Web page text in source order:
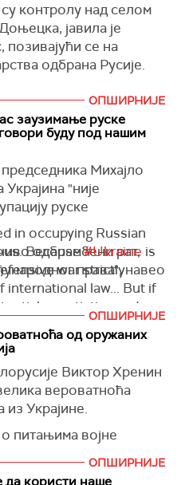
контролу над селом
јавила је
позивајући се на
одбрана Русије.
ОПШИРНИЈЕ
заузимање руске
буду под нашим
Михајло
"није
руске
одбрамбени рат,
права", навео
потенцијални
под украјинским
неће молити за
ово је и
нанесемо значајне
истакао је Подољак.
in occupying Russian
Because#Ukraine is
war strictly
law... But if
negotiations – I
will have to…ОПШИРНИЈЕ
од оружаних
Виктор Хренин
вероватноћа
из Украјине.
питањима војне
АлександарОПШИРНИЈЕ
да користи наше